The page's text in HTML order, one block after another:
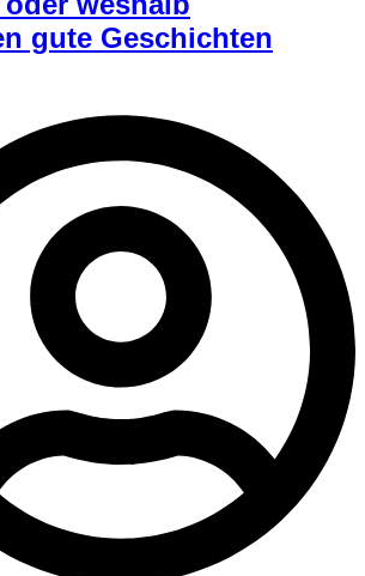
gute Geschichten